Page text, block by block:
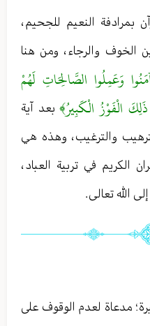
بمرادفة النعيم للجحيم ،
الخوف والرجاء ، ومن هنا
وَعَمِلُوا الصَّالِحَاتِ لَهُمْ
الْفَوْزُ الْكَبِيرُ﴾بعد آية
والترغيب ، وهذه هي
الكريم في تربية العباد ،
الله تعالى .
؛ مدعاة لعدم الوقوف على